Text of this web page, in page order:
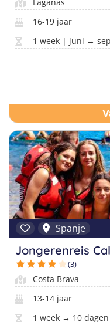
16-19 jaar
1 week | juni →
Spanje
Jongerenreis
(3)
Costa Brava
13-14 jaar
1 week → 10